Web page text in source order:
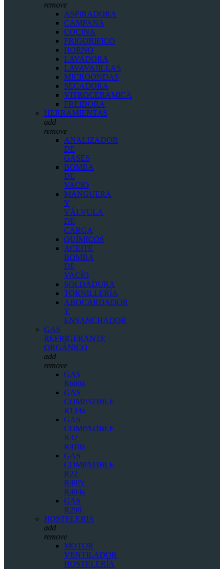
remove
ASPIRADORA
CAMPANA
COCINA
FRIGORIFICO
HORNO
LAVADORA
LAVAVAJILLAS
MICROONDAS
SECADORA
VITROCERAMICA
FREIDORA
HERRAMIENTAS
add
remove
ANALIZADOR
DE
GASES
BOMBA
DE
VACIO
MANGUERA
Y
VÁLVULA
DE
CARGA
QUÍMICOS
ACEITE
BOMBA
DE
VACÍO
SOLDADURA
TORNILLERÍA
ABOCARDADOR
Y
ENSANCHADOR
GAS
REFRIGERANTE
ORGÁNICO
add
remove
GAS
R600a
GAS
COMPATIBLE
R134a
GAS
COMPATIBLE
R32
R410a
GAS
COMPATIBLE
R22
R407c
R404a
GAS
R290
HOSTELERIA
add
remove
MOTOR
VENTILADOR
HOSTELERÍA